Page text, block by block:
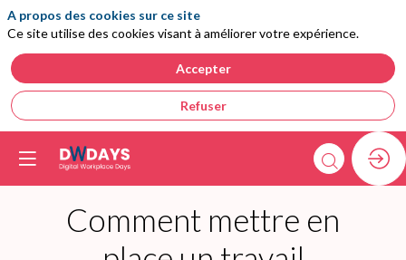
Comment mettre en
A propos des cookies sur ce site
Ce site utilise des cookies visant à améliorer votre expérience.
Accepter
Refuser